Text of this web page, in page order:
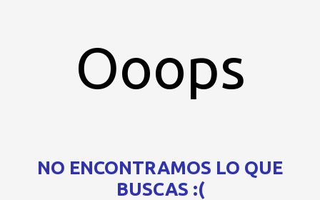
Ooops
NO ENCONTRAMOS LO QUE
BUSCAS :(